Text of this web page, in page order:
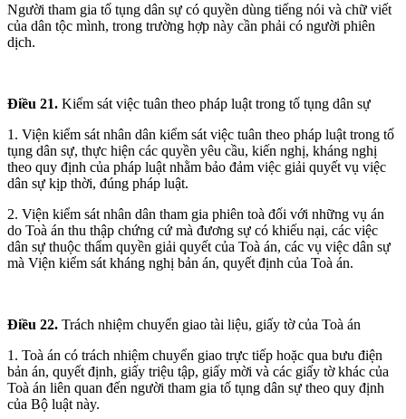
Người tham gia tố tụng dân sự có quyền dùng tiếng nói và chữ viết
của dân tộc mình, trong trường hợp này cần phải có người phiên
dịch.
Điều 21. Kiểm sát việc tuân theo pháp luật trong tố tụng dân sự
1. Viện kiểm sát nhân dân kiểm sát việc tuân theo pháp luật trong tố
tụng dân sự, thực hiện các quyền yêu cầu, kiến nghị, kháng nghị
theo quy định của pháp luật nhằm bảo đảm việc giải quyết vụ việc
dân sự kịp thời, đúng pháp luật.
2. Viện kiểm sát nhân dân tham gia phiên toà đối với những vụ án
do Toà án thu thập chứng cứ mà đương sự có khiếu nại, các việc
dân sự thuộc thẩm quyền giải quyết của Toà án, các vụ việc dân sự
mà Viện kiểm sát kháng nghị bản án, quyết định của Toà án.
Điều 22. Trách nhiệm chuyển giao tài liệu, giấy tờ của Toà án
1. Toà án có trách nhiệm chuyển giao trực tiếp hoặc qua bưu điện
bản án, quyết định, giấy triệu tập, giấy mời và các giấy tờ khác của
Toà án liên quan đến người tham gia tố tụng dân sự theo quy định
của Bộ luật này.